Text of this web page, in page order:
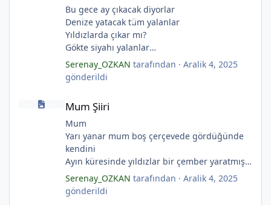
Bu gece ay çıkacak diyorlar
Denize yatacak tüm yalanlar
Yıldızlarda çıkar mı?
Gökte siyahı yalanlar
Ölü ve karanlık yıldızlar
Ayı sarhoş etmişler
Ay kesilmiş kızıl, kızıl
(Serenay Özkan, Viata)
Serenay_OZKAN tarafından · Aralik 4, 2025
gönderildi
Mum Şiiri
Mum
Yarı yanar mum boş çerçevede gördüğünde
kendini
Ayın küresinde yıldızlar bir çember yaratmış
Çocukların rüyalarını.
Gıcırdayan tahta evimizdeki mumlar
Bizi bizlere gösteren fenermiş.
Serenay_OZKAN tarafından · Aralik 4, 2025
gönderildi